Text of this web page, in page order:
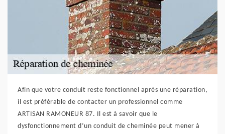
Afin que votre conduit reste fonctionnel après une réparation,
il est préférable de contacter un professionnel comme
ARTISAN RAMONEUR 87. Il est à savoir que le
dysfonctionnement d’un conduit de cheminée peut mener à